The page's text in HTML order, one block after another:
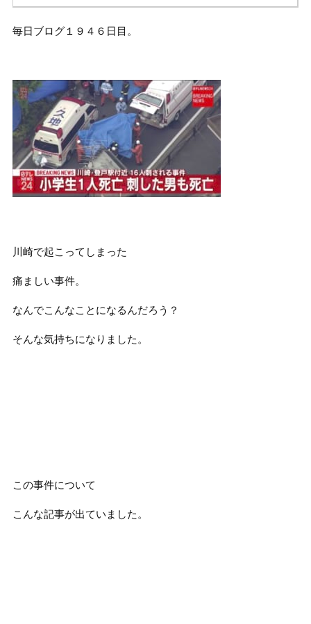
毎日ブログ１９４６日目。
川崎で起こってしまった
痛ましい事件。
なんでこんなことになるんだろう？
そんな気持ちになりました。
この事件について
こんな記事が出ていました。